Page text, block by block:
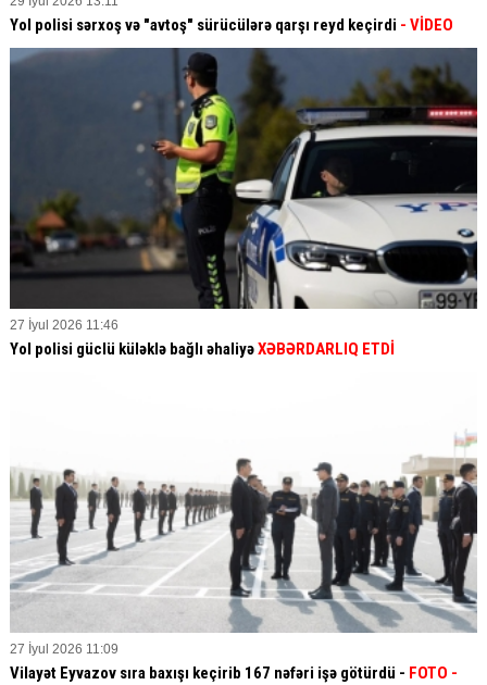
Yol polisi sərxoş və "avtoş" sürücülərə qarşı reyd keçirdi - VİDEO
27 İyul 2026 11:46
Yol polisi güclü küləklə bağlı əhaliyəXƏBƏRDARLIQ ETDİ
27 İyul 2026 11:09
Vilayət Eyvazov sıra baxışı keçirib 167 nəfəri işə götürdü - FOTO -